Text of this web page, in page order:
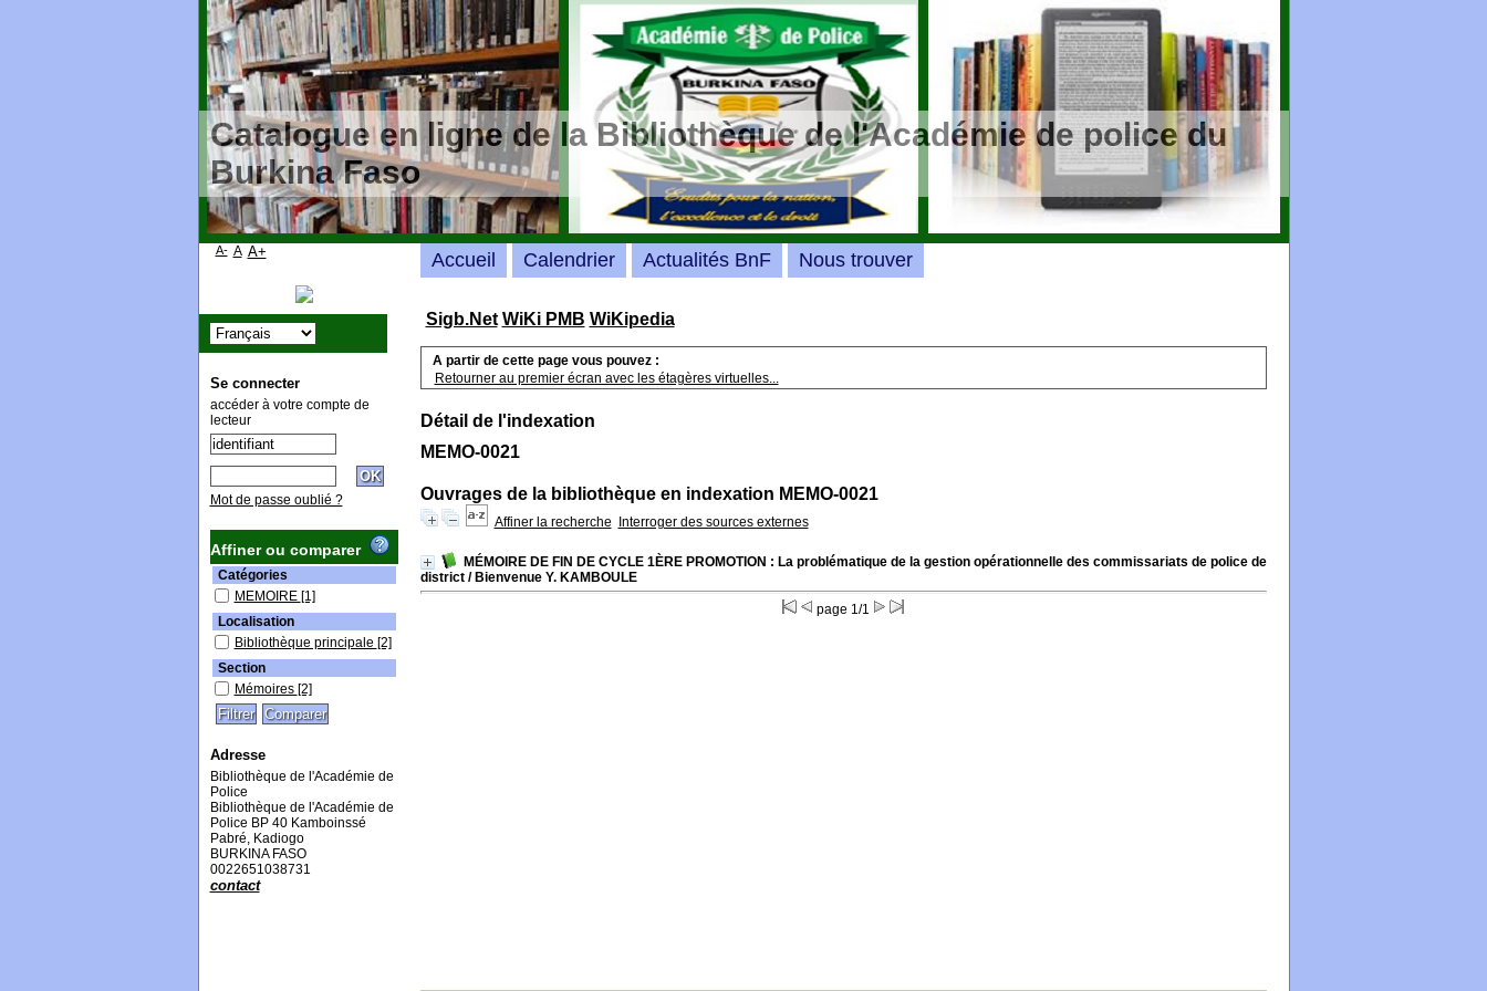
Catalogue en ligne de la Bibliothèque de l'Académie de police du
Burkina Faso
Sigb.Net WiKi PMB WiKipedia
A partir de cette page vous pouvez :
Retourner au premier écran avec les étagères virtuelles...
Détail de l'indexation
MEMO-0021
Ouvrages de la bibliothèque en indexation MEMO-0021
Affiner la recherche Interroger des sources externes
MÉMOIRE DE FIN DE CYCLE 1ÈRE PROMOTION : La problématique de la gestion opérationnelle des commissariats de police de
district/ Bienvenue Y. KAMBOULE
page 1/1
Accueil Calendrier Actualités BnF Nous trouver
A- A A+
Se connecter
accéder à votre compte de
lecteur
Mot de passe oublié ?
Affiner ou comparer
Catégories
MEMOIRE [1]
Localisation
Bibliothèque principale [2]
Section
Mémoires [2]
Adresse
Bibliothèque de l'Académie de
Police
Bibliothèque de l'Académie de
Police BP 40 Kamboinssé
Pabré, Kadiogo
BURKINA FASO
0022651038731
contact